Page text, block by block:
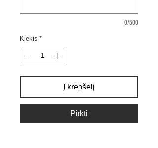
0/500
Kiekis *
Į krepšelį
Pirkti